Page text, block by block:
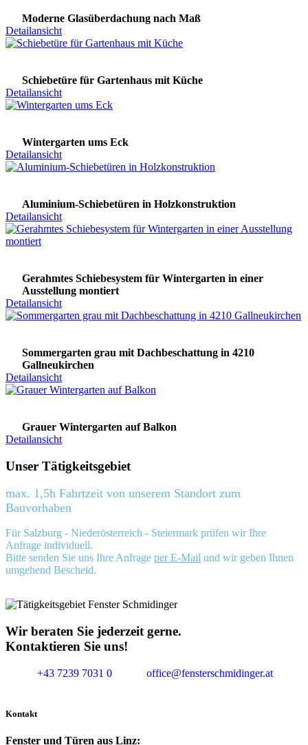
Moderne Glasüberdachung nach Maß
Detailansicht
Schiebetüre für Gartenhaus mit Küche
Detailansicht
Wintergarten ums Eck
Detailansicht
Aluminium-Schiebetüren in Holzkonstruktion
Detailansicht
Gerahmtes Schiebesystem für Wintergarten in einer
Ausstellung montiert
Detailansicht
Sommergarten grau mit Dachbeschattung in 4210
Gallneukirchen
Detailansicht
Grauer Wintergarten auf Balkon
Detailansicht
Unser Tätigkeitsgebiet
max. 1,5h Fahrtzeit von unserem Standort zum
Bauvorhaben
Für Salzburg - Niederösterreich - Steiermark prüfen wir Ihre
Anfrage individuell.
Bitte senden Sie uns Ihre Anfrage per E-Mail und wir geben Ihnen
umgehend Bescheid.
Wir beraten Sie jederzeit gerne.
Kontaktieren Sie uns!
+43 7239 7031 0 office@fensterschmidinger.at
Kontakt
Fenster und Türen aus Linz: